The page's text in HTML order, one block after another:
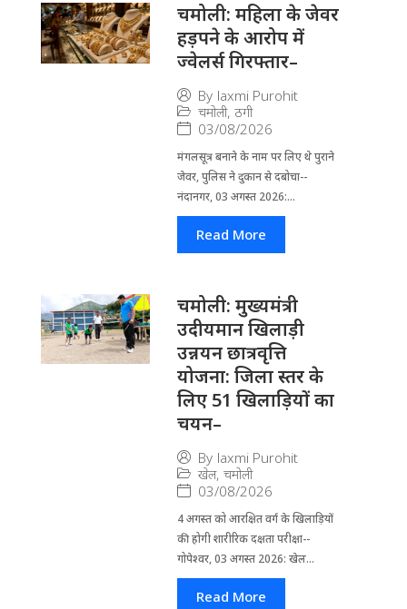
चमोली: महिला के जेवर
हड़पने के आरोप में
ज्वेलर्स गिरफ्तार–
By laxmi Purohit
चमोली, ठगी
03/08/2026
मंगलसूत्र बनाने के नाम पर लिए थे पुराने
जेवर, पुलिस ने दुकान से दबोचा--
नंदानगर, 03 अगस्त 2026:...
Read More
चमोली: मुख्यमंत्री
उदीयमान खिलाड़ी
उन्नयन छात्रवृत्ति
योजना: जिला स्तर के
लिए 51 खिलाड़ियों का
चयन–
By laxmi Purohit
खेल, चमोली
03/08/2026
4 अगस्त को आरक्षित वर्ग के खिलाड़ियों
की होगी शारीरिक दक्षता परीक्षा--
गोपेश्वर, 03 अगस्त 2026: खेल...
Read More